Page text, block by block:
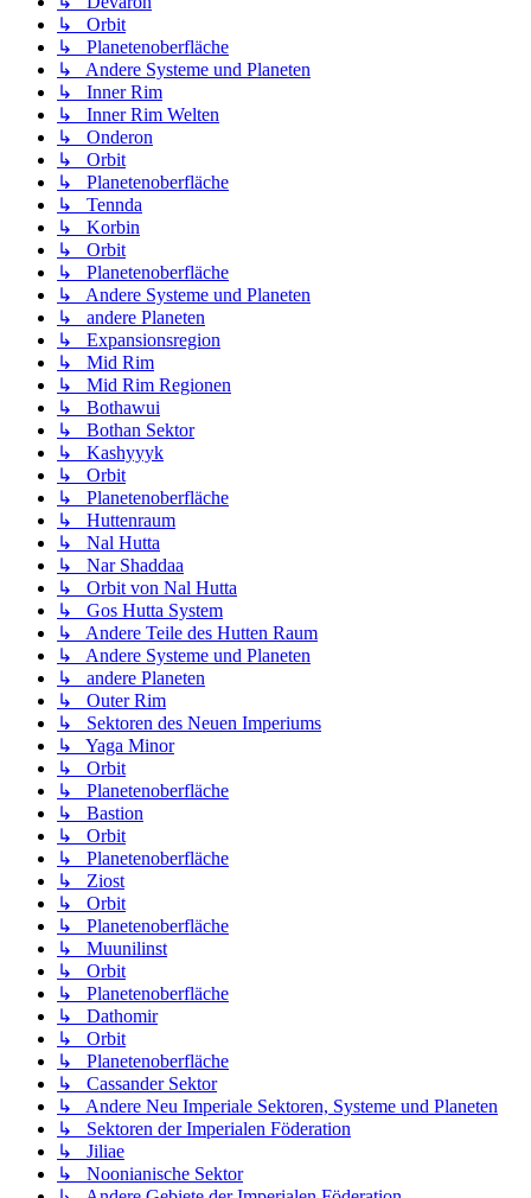
↳ Orbit
↳ Planetenoberfläche
↳ Andere Systeme und Planeten
↳ Inner Rim
↳ Inner Rim Welten
↳ Onderon
↳ Orbit
↳ Planetenoberfläche
↳ Tennda
↳ Korbin
↳ Orbit
↳ Planetenoberfläche
↳ Andere Systeme und Planeten
↳ andere Planeten
↳ Expansionsregion
↳ Mid Rim
↳ Mid Rim Regionen
↳ Bothawui
↳ Bothan Sektor
↳ Kashyyyk
↳ Orbit
↳ Planetenoberfläche
↳ Huttenraum
↳ Nal Hutta
↳ Nar Shaddaa
↳ Orbit von Nal Hutta
↳ Gos Hutta System
↳ Andere Teile des Hutten Raum
↳ Andere Systeme und Planeten
↳ andere Planeten
↳ Outer Rim
↳ Sektoren des Neuen Imperiums
↳ Yaga Minor
↳ Orbit
↳ Planetenoberfläche
↳ Bastion
↳ Orbit
↳ Planetenoberfläche
↳ Ziost
↳ Orbit
↳ Planetenoberfläche
↳ Muunilinst
↳ Orbit
↳ Planetenoberfläche
↳ Dathomir
↳ Orbit
↳ Planetenoberfläche
↳ Cassander Sektor
↳ Andere Neu Imperiale Sektoren, Systeme und Planeten
↳ Sektoren der Imperialen Föderation
↳ Jiliae
↳ Noonianische Sektor